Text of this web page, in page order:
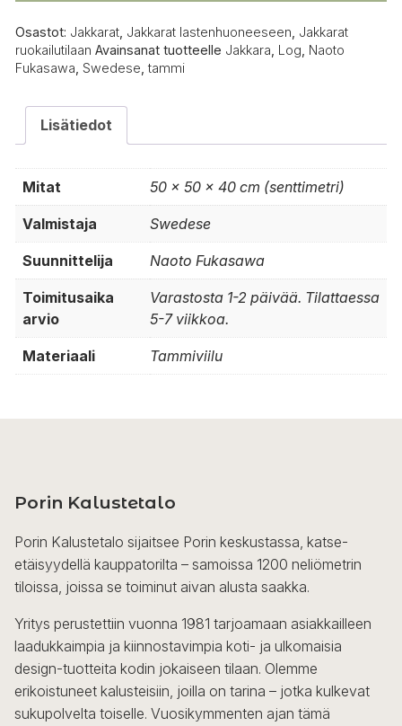
Osastot: Jakkarat Jakkarat lastenhuoneeseen Jakkarat
ruokailutilaan Avainsanat tuotteelle Jakkara Log Naoto
Fukasawa Swedese ,tammi
Lisätiedot
Mitat 50 × 50 × 40 cm (senttimetri)
Valmistaja Swedese
Suunnittelija Naoto Fukasawa
Toimitusaika
arvio
Varastosta 1-2 päivää. Tilattaessa
5-7 viikkoa.
Materiaali Tammiviilu
Porin Kalustetalo
Porin Kalustetalo sijaitsee Porin keskustassa, katse-
etäisyydellä kauppatorilta – samoissa 1200 neliömetrin
tiloissa, joissa se toiminut aivan alusta saakka.
Yritys perustettiin vuonna 1981 tarjoamaan asiakkailleen
laadukkaimpia ja kiinnostavimpia koti- ja ulkomaisia
design-tuotteita kodin jokaiseen tilaan. Olemme
erikoistuneet kalusteisiin, joilla on tarina – jotka kulkevat
sukupolvelta toiselle. Vuosikymmenten ajan tämä